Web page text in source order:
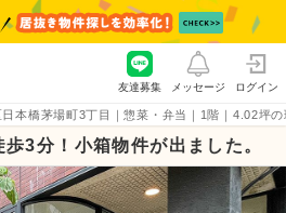
本橋茅場町3丁目｜惣菜・弁当｜1階｜4.02坪
友達募集 メッセージ ログイン
3分！小箱物件が出ました。